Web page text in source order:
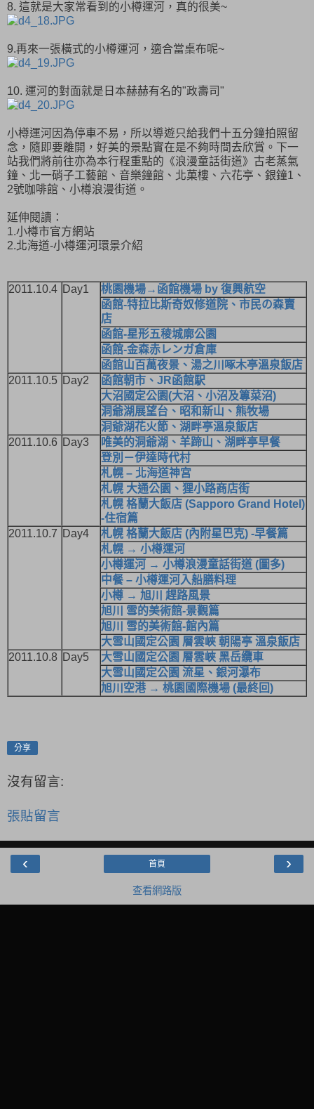
8. 這就是大家常看到的小樽運河，真的很美~
9.再來一張橫式的小樽運河，適合當桌布呢~
10. 運河的對面就是日本赫赫有名的"政壽司"
小樽運河因為停車不易，所以導遊只給我們十五分鐘拍照留
念，隨即要離開，好美的景點實在是不夠時間去欣賞。下一
站我們將前往亦為本行程重點的《浪漫童話街道》古老蒸氣
鐘、北一硝子工藝館、音樂鐘館、北菓樓、六花亭、銀鐘1、
2號咖啡館、小樽浪漫街道。
延伸閱讀：
1.小樽市官方網站
2.北海道-小樽運河環景介紹
2011.10.4 Day1
桃園機場→函館機場 by 復興航空
函館-特拉比斯奇奴修道院、市民の森賣
店
函館-星形五稜城廓公園
函館-金森赤レンガ倉庫
函館山百萬夜景、湯之川啄木亭溫泉飯店
2011.10.5 Day2
函館朝市、JR函館駅
大沼國定公園(大沼、小沼及篿菜沼)
洞爺湖展望台、昭和新山、熊牧場
洞爺湖花火節、湖畔亭溫泉飯店
2011.10.6
Day3
唯美的洞爺湖、羊蹄山、湖畔亭早餐
登別－伊達時代村
札幌 – 北海道神宮
札幌 大通公園、狸小路商店街
札幌 格蘭大飯店 (Sapporo Grand Hotel)
-住宿篇
2011.10.7
Day4
札幌 格蘭大飯店 (內附星巴克) -早餐篇
札幌 → 小樽運河
小樽運河 → 小樽浪漫童話街道 (圖多)
中餐 – 小樽運河入船膳料理
小樽 → 旭川 趕路風景
旭川 雪的美術館-景觀篇
旭川 雪的美術館-館內篇
大雪山國定公園 層雲峽 朝陽亭 溫泉飯店
2011.10.8
Day5
大雪山國定公園 層雲峽 黑岳纜車
大雪山國定公園 流星、銀河瀑布
旭川空港 → 桃園國際機場 (最終回)
分享
沒有留言:
張貼留言
‹ ›
首頁
查看網路版